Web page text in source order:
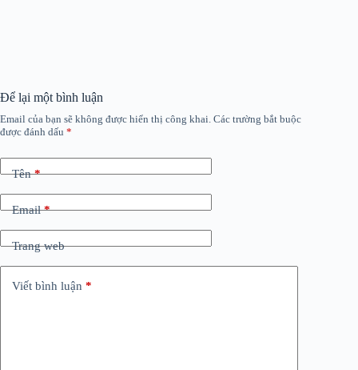
Để lại một bình luận
Email của bạn sẽ không được hiển thị công khai. Các trường bắt buộc
được đánh dấu *
Tên*
Email*
Trang web
Viết bình luận *